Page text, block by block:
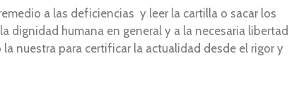
a las deficiencias y leer la cartilla o sacar los
dignidad humana en general y a la necesaria libertad
nuestra para certificar la actualidad desde el rigor y